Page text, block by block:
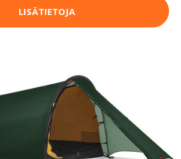
LISÄTIETOJA